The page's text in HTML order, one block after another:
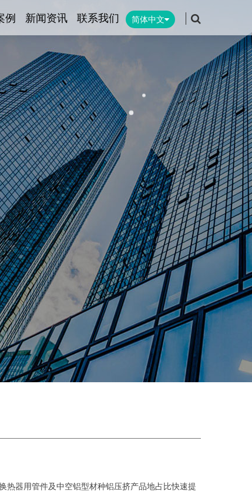
例 新闻资讯 联系我们 简体中文
热器用管件及中空铝型材种铝压挤产品地占比快速提